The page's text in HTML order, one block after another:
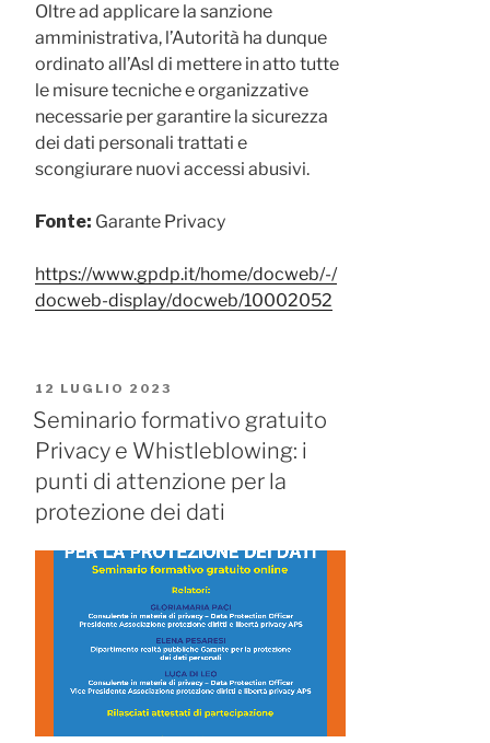
Oltre ad applicare la sanzione
amministrativa, l’Autorità ha dunque
ordinato all’Asl di mettere in atto tutte
le misure tecniche e organizzative
necessarie per garantire la sicurezza
dei dati personali trattati e
scongiurare nuovi accessi abusivi.
Fonte: Garante Privacy
https://www.gpdp.it/home/docweb/-/
docweb-display/docweb/10002052
PUBBLICATO
IL
12 LUGLIO 2023
Seminario formativo gratuito
Privacy e Whistleblowing: i
punti di attenzione per la
protezione dei dati